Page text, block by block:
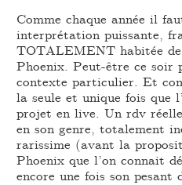
Comme chaque année il
interprétation puissante,
TOTALEMENT habitée
Phoenix. Peut-être ce soir
contexte particulier. Et
la seule et unique fois que
projet en live. Un rdv
en son genre, totalement
rarissime (avant la
Phoenix que l’on connait
encore une fois son pesant